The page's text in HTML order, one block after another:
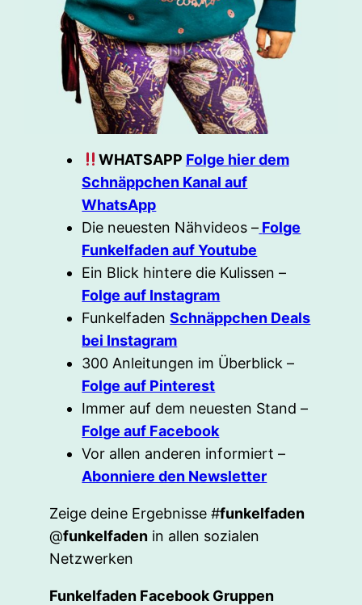
WHATSAPP Folge hier dem
Schnäppchen Kanal auf
WhatsApp
Die neuesten Nähvideos – Folge
Funkelfaden auf Youtube
Ein Blick hintere die Kulissen –
Folge auf Instagram
FunkelfadenSchnäppchen Deals
bei Instagram
300 Anleitungen im Überblick –
Folge auf Pinterest
Immer auf dem neuesten Stand –
Folge auf Facebook
Vor allen anderen informiert –
Abonniere den Newsletter
Zeige deine Ergebnisse #funkelfaden
@funkelfaden in allen sozialen
Netzwerken
Funkelfaden Facebook Gruppen